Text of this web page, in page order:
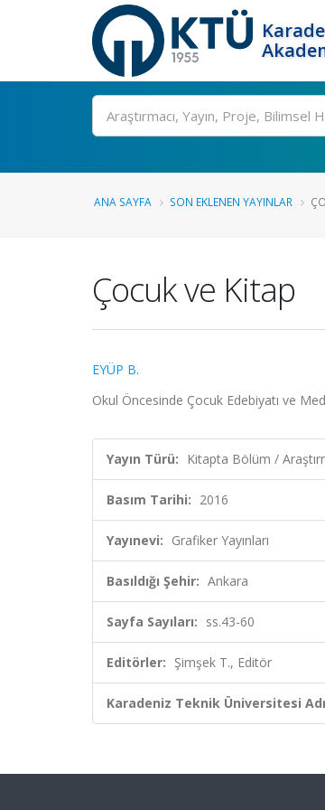
Ara
ANA SAYFA SON EKLENEN YAYINLAR
Çocuk ve Kitap
EYÜP B.
Okul Öncesinde Çocuk Edebiyatı ve
Yayın Türü: Kitapta Bölüm /
Basım Tarihi: 2016
Yayınevi: Grafiker Yayınları
Basıldığı Şehir: Ankara
Sayfa Sayıları: ss.43-60
Editörler: Şimşek T., Editör
Karadeniz Teknik Üniversitesi